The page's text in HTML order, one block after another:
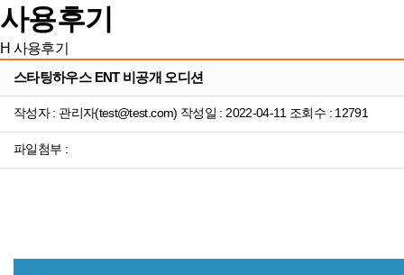
사용후기
H 사용후기
스타팅하우스 ENT 비공개 오디션
작성자 : 관리자(test@test.com) 작성일 : 2022-04-11 조회수 : 12791
파일첨부 :